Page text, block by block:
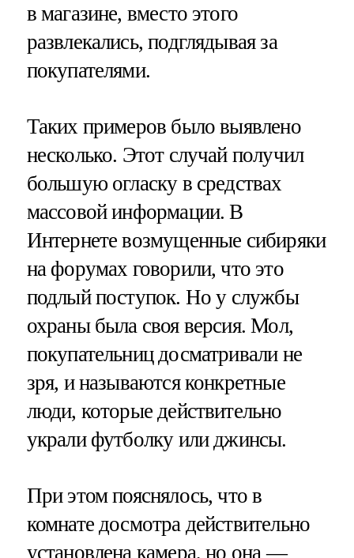
в магазине, вместо этого
развлекались, подглядывая за
покупателями.
Таких примеров было выявлено
несколько. Этот случай получил
большую огласку в средствах
массовой информации. В
Интернете возмущенные сибиряки
на форумах говорили, что это
подлый поступок. Но у службы
охраны была своя версия. Мол,
покупательниц досматривали не
зря, и называются конкретные
люди, которые действительно
украли футболку или джинсы.
При этом пояснялось, что в
комнате досмотра действительно
установлена камера, но она —